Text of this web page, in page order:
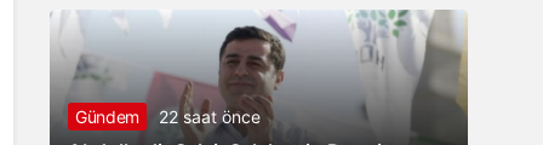
Gündem 22 saat önce